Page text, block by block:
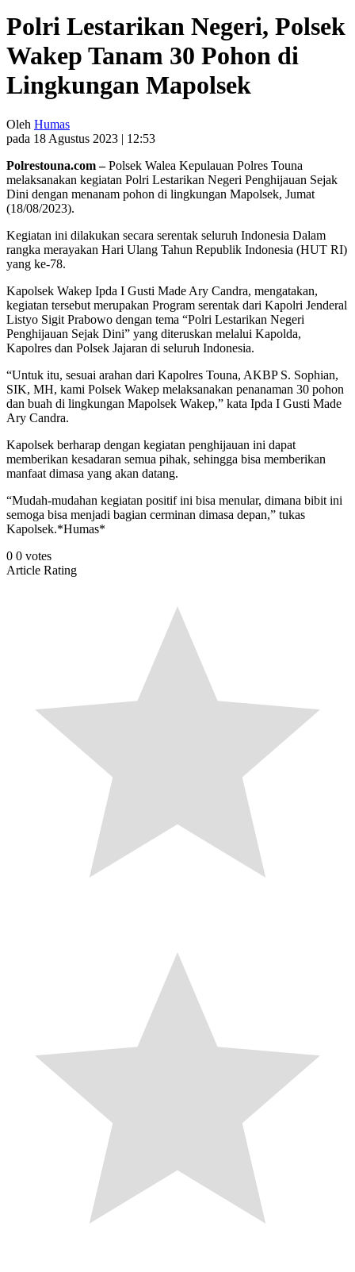
Polri Lestarikan Negeri, Polsek
Wakep Tanam 30 Pohon di
Lingkungan Mapolsek
Oleh Humas
pada 18 Agustus 2023 | 12:53
Polrestouna.com –Polsek Walea Kepulauan Polres Touna
melaksanakan kegiatan Polri Lestarikan Negeri Penghijauan Sejak
Dini dengan menanam pohon di lingkungan Mapolsek, Jumat
(18/08/2023).
Kegiatan ini dilakukan secara serentak seluruh Indonesia Dalam
rangka merayakan Hari Ulang Tahun Republik Indonesia (HUT RI)
yang ke-78.
Kapolsek Wakep Ipda I Gusti Made Ary Candra, mengatakan,
kegiatan tersebut merupakan Program serentak dari Kapolri Jenderal
Listyo Sigit Prabowo dengan tema “Polri Lestarikan Negeri
Penghijauan Sejak Dini” yang diteruskan melalui Kapolda,
Kapolres dan Polsek Jajaran di seluruh Indonesia.
“Untuk itu, sesuai arahan dari Kapolres Touna, AKBP S. Sophian,
SIK, MH, kami Polsek Wakep melaksanakan penanaman 30 pohon
dan buah di lingkungan Mapolsek Wakep,” kata Ipda I Gusti Made
Ary Candra.
Kapolsek berharap dengan kegiatan penghijauan ini dapat
memberikan kesadaran semua pihak, sehingga bisa memberikan
manfaat dimasa yang akan datang.
“Mudah-mudahan kegiatan positif ini bisa menular, dimana bibit ini
semoga bisa menjadi bagian cerminan dimasa depan,” tukas
Kapolsek.*Humas*
0 0 votes
Article Rating